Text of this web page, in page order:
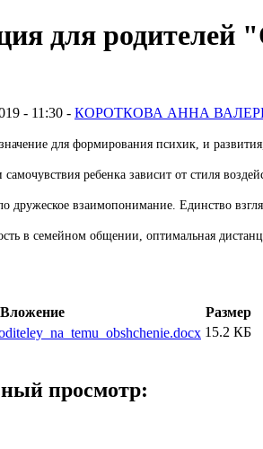
для родителей
- 11:30 - КОРОТКОВА АННА
для формирования психик, и
ребенка зависит от стиля
дружеское взаимопонимание. Единство
в семейном общении, оптимальная
Вложение
Размер
15.2 КБ
просмотр: